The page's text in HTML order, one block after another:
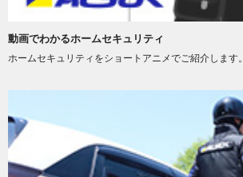
動画でわかるホームセキュリティ
ホームセキュリティをショートアニメでご紹介します。